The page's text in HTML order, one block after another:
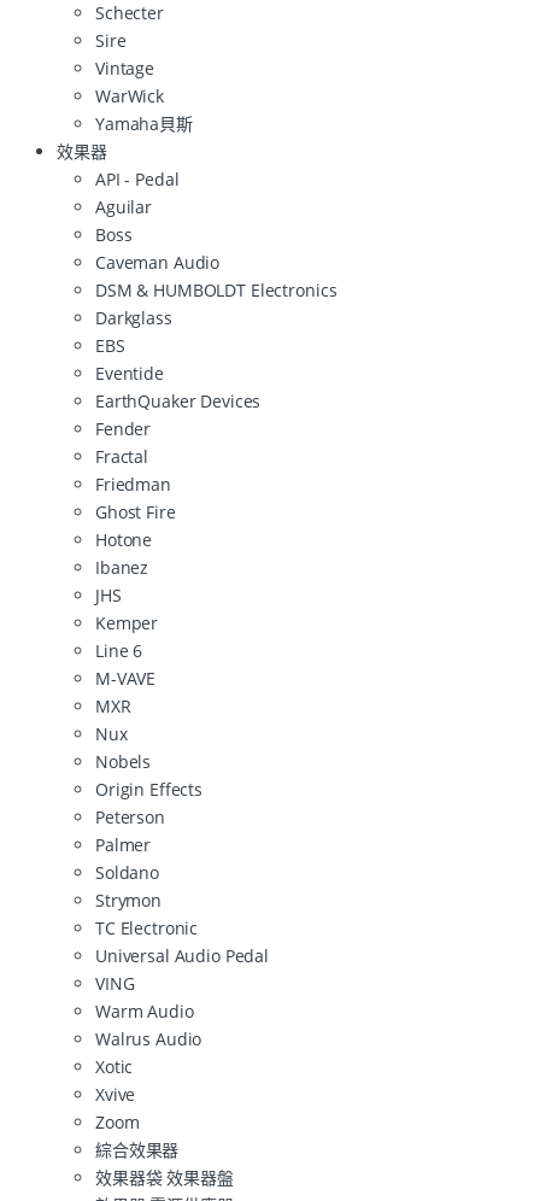
Schecter
Sire
Vintage
WarWick
Yamaha貝斯
效果器
API - Pedal
Aguilar
Boss
Caveman Audio
DSM & HUMBOLDT Electronics
Darkglass
EBS
Eventide
EarthQuaker Devices
Fender
Fractal
Friedman
Ghost Fire
Hotone
Ibanez
JHS
Kemper
Line 6
M-VAVE
MXR
Nux
Nobels
Origin Effects
Peterson
Palmer
Soldano
Strymon
TC Electronic
Universal Audio Pedal
VING
Warm Audio
Walrus Audio
Xotic
Xvive
Zoom
綜合效果器
效果器袋 效果器盤